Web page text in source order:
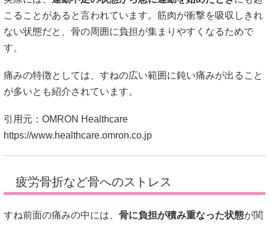
こることがあると言われています。筋肉が衝撃を吸収しきれ
ない状態だと、骨の周囲に負担が集まりやすくなるためで
す。
痛みの特徴としては、すねの広い範囲に鈍い痛みが出ること
が多いとも紹介されています。
引用元：OMRON Healthcare
https://www.healthcare.omron.co.jp
疲労骨折など骨へのストレス
すね前面の痛みの中には、 骨に負担が積み重なった状態が関